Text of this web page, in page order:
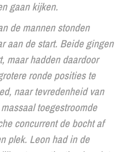
gaan kijken.
de mannen stonden
aan de start. Beide gingen
maar hadden daardoor
ronde posities te
naar tevredenheid van
toegestroomde
concurrent de bocht af
plek. Leon had in de